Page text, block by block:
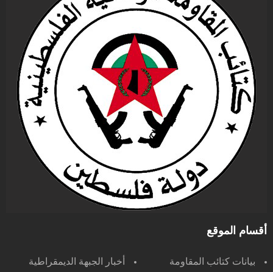
أقسام الموقع
بيانات كتائب المقاومة أخبار الجبهة الديمقراطية